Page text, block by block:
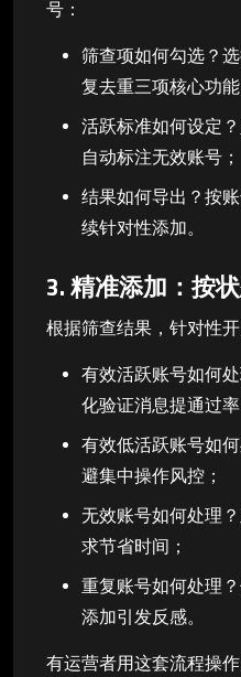
号：
筛查项如何勾选？
复去重三项核心功能
活跃标准如何设定
自动标注无效账号；
结果如何导出？按
续针对性添加。
3. 精准添加：按
根据筛查结果，针对性
有效活跃账号如何
化验证消息提通过率
有效低活跃账号如
避集中操作风控；
无效账号如何处理
求节省时间；
重复账号如何处理
添加引发反感。
有运营者用这套流程操